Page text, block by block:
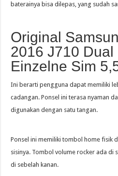
baterainya bisa dilepas, yang sudah
Original
2016 J710 Dual
Einzelne Sim
Ini berarti pengguna dapat memiliki
cadangan. Ponsel ini terasa nyaman
digunakan dengan satu tangan.
Ponsel ini memiliki tombol home fisik
sisinya. Tombol volume rocker ada
di sebelah kanan.